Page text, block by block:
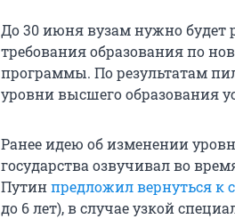
До 30 июня вузам нужно будет
требования образования по
программы. По результатам
уровни высшего образования
Ранее идею об изменении
государства озвучивал во
Путинпредложил вернуться к
до 6 лет), в случае узкой